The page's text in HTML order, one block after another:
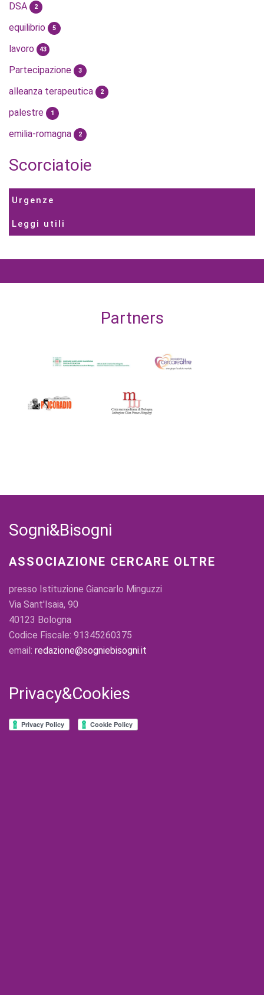
DSA 2
equilibrio 5
lavoro 43
Partecipazione 3
alleanza terapeutica 2
palestre 1
emilia-romagna 2
Scorciatoie
Urgenze
Leggi utili
Partners
Sogni&Bisogni
ASSOCIAZIONE CERCARE OLTRE
presso Istituzione Giancarlo Minguzzi
Via Sant'Isaia, 90
40123 Bologna
Codice Fiscale: 91345260375
email: redazione@sogniebisogni.it
Privacy&Cookies